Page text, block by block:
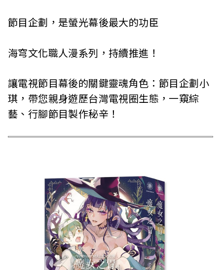
節目企劃，是螢光幕後最大的功臣
海穹文化職人漫系列，持續推進！
讓電視節目幕後的關鍵靈魂角色：節目企劃小
琪，帶您親身遊歷台灣電視圈生態，一窺綜
藝、行腳節目製作秘辛！